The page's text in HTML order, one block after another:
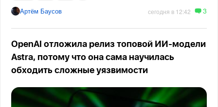
Артём Баусов сегодня в 12:42 3
OpenAI отложила релиз топовой ИИ-модели
Astra, потому что она сама научилась
обходить сложные уязвимости